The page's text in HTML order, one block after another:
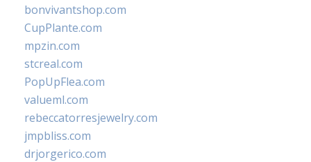
bonvivantshop.com
CupPlante.com
mpzin.com
stcreal.com
PopUpFlea.com
valueml.com
rebeccatorresjewelry.com
jmpbliss.com
drjorgerico.com